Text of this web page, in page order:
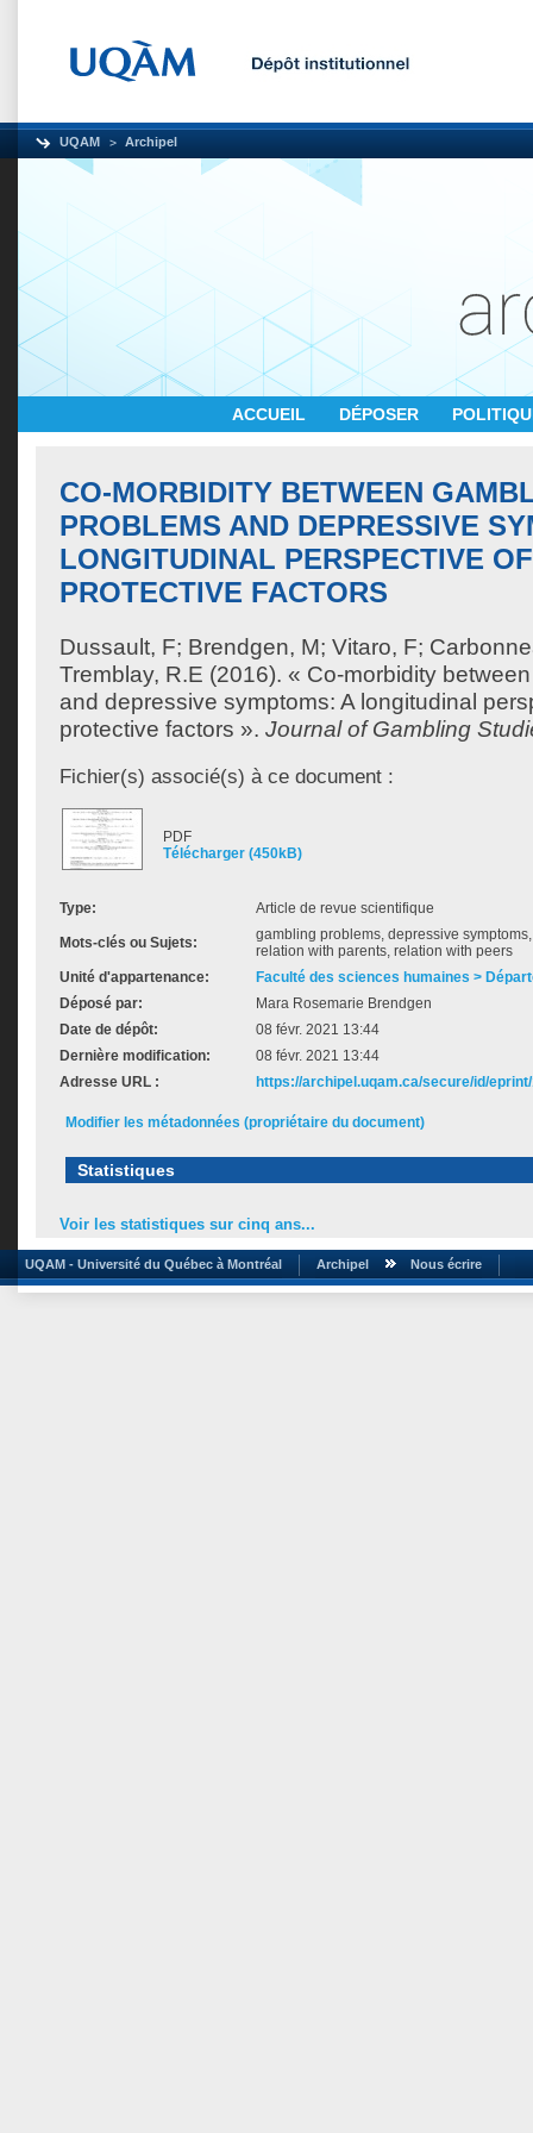
UQAM Archipel
ACCUEIL DÉPOSER
CO-MORBIDITY BETWEEN
PROBLEMS AND DEPRESSIVE
LONGITUDINAL PERSPECTIVE
PROTECTIVE FACTORS
Dussault, F; Brendgen, M; Vitaro, F;
Tremblay, R.E (2016). « Co-morbidity
and depressive symptoms: A longitudinal
protective factors ». Journal of Gambling
Fichier(s) associé(s) à ce document :
PDF
Télécharger (450kB)
Type: Article de revue scientifique
Mots-clés ou Sujets:
gambling problems, depressive
relation with parents, relation with peers
Unité d'appartenance:
Faculté des sciences humaines >
Déposé par:
Mara Rosemarie Brendgen
Date de dépôt:
08 févr. 2021 13:44
Dernière modification:
08 févr. 2021 13:44
Adresse URL :
https://archipel.uqam.ca/secure/id/
Modifier les métadonnées (propriétaire du document)
Statistiques
Voir les statistiques sur cinq ans...
UQAM - Université du Québec à Montréal Archipel Nous écrire